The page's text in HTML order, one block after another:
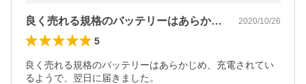
良く売れる規格のバッテリーはあらかじめ… 2020/10/26
5
良く売れる規格のバッテリーはあらかじめ、充電されてい
るようで、翌日に届きました。